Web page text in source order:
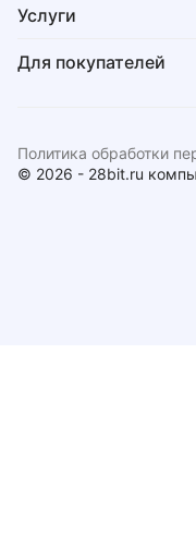
Услуги
Для покупателей
© 2026 - 28bit.ru
Политика обработки